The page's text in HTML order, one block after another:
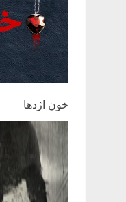
خون اژدها